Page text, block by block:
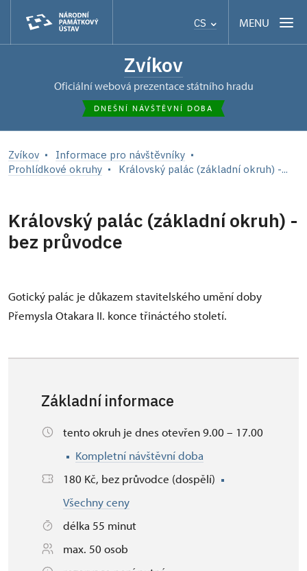
CS MENU
Zvíkov
oficiální webová prezentace státního hradu
DNEŠNÍ NÁVŠTĚVNÍ DOBA
Zvíkov
Informace pro návštěvníky
Prohlídkové okruhy
Královský palác (základní okruh) -...
Královský palác (základní okruh) -
bez průvodce
Gotický palác je důkazem stavitelského umění doby
Přemysla Otakara II. konce třináctého století.
Základní informace
tento okruh je dnes otevřen 9.00 – 17.00
Kompletní návštěvní doba
180 Kč, bez průvodce (dospělí)
Všechny ceny
délka 55 minut
max. 50 osob